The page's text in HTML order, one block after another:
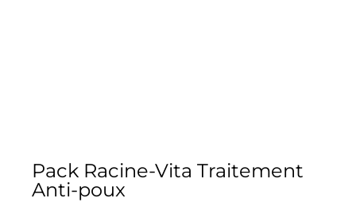
Pack Racine-Vita Traitement
Anti-poux